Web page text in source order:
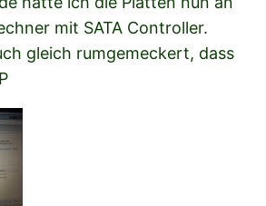
mit SATA Controller.
gleich rumgemeckert, dass